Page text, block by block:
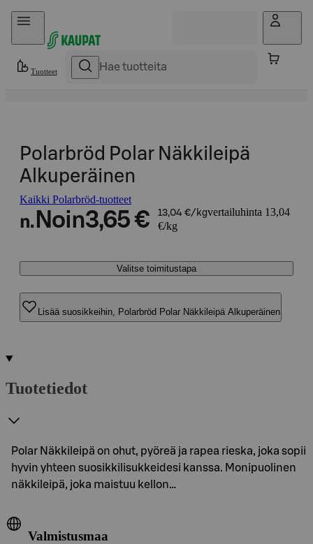
Hyppää sisältöön
Tuotteet
Polarbröd Polar Näkkileipä
Alkuperäinen
Kaikki Polarbröd-tuotteet
n. Noin3,65 € 13,04 €/kgvertailuhinta 13,04
€/kg
Valitse toimitustapa
Lisää suosikkeihin, Polarbröd Polar Näkkileipä Alkuperäinen
Tuotetiedot
Polar Näkkileipä on ohut, pyöreä ja rapea rieska, joka sopii
hyvin yhteen suosikkilisukkeidesi kanssa. Monipuolinen
näkkileipä, joka maistuu kellon…
Valmistusmaa